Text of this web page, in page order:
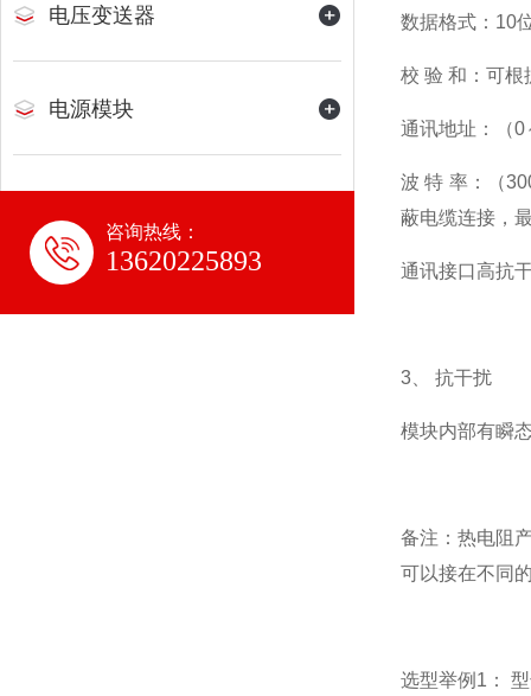
电压变送器
电源模块
咨询热线：
13620225893
数据格式：10
校 验 和：可根
通讯地址：（0
波 特 率：（
蔽电缆连接，
通讯接口高抗
3、 抗干扰
模块内部有瞬
备注：热电阻
可以接在不同
选型举例1：